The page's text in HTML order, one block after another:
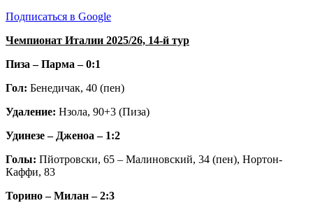
Подписаться в Google
Чемпионат Италии 2025/26, 14-й тур
Пиза – Парма – 0:1
Гол: Бенедичак, 40 (пен)
Удаление: Нзола, 90+3 (Пиза)
Удинезе – Дженоа – 1:2
Голы: Пйотровски, 65 – Малиновский, 34 (пен), Нортон-
Каффи, 83
Торино – Милан – 2:3